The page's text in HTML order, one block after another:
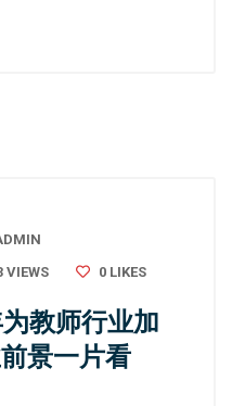
VIEWS 0 LIKES
教师行业加
景一片看